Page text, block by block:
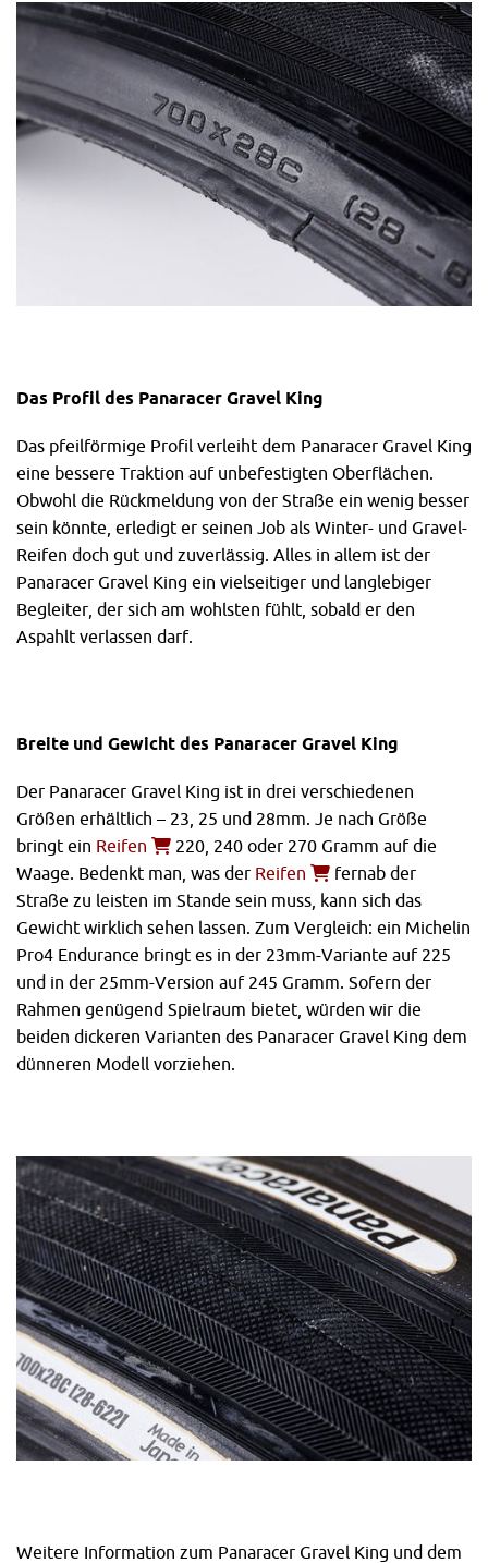
Das Profil des Panaracer Gravel King
Das pfeilförmige Profil verleiht dem Panaracer Gravel King
eine bessere Traktion auf unbefestigten Oberflächen.
Obwohl die Rückmeldung von der Straße ein wenig besser
sein könnte, erledigt er seinen Job als Winter- und Gravel-
Reifen doch gut und zuverlässig. Alles in allem ist der
Panaracer Gravel King ein vielseitiger und langlebiger
Begleiter, der sich am wohlsten fühlt, sobald er den
Aspahlt verlassen darf.
Breite und Gewicht des Panaracer Gravel King
Der Panaracer Gravel King ist in drei verschiedenen
Größen erhältlich – 23, 25 und 28mm. Je nach Größe
bringt ein Reifen
220, 240 oder 270 Gramm auf die
Waage. Bedenkt man, was der Reifen
fernab der
Straße zu leisten im Stande sein muss, kann sich das
Gewicht wirklich sehen lassen. Zum Vergleich: ein Michelin
Pro4 Endurance bringt es in der 23mm-Variante auf 225
und in der 25mm-Version auf 245 Gramm. Sofern der
Rahmen genügend Spielraum bietet, würden wir die
beiden dickeren Varianten des Panaracer Gravel King dem
dünneren Modell vorziehen.
Weitere Information zum Panaracer Gravel King und dem